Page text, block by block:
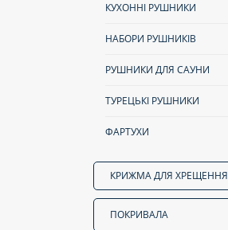
КУХОННІ РУШНИКИ
НАБОРИ РУШНИКІВ
РУШНИКИ ДЛЯ САУНИ
ТУРЕЦЬКІ РУШНИКИ
ФАРТУХИ
КРИЖМА ДЛЯ ХРЕЩЕННЯ
ПОКРИВАЛА